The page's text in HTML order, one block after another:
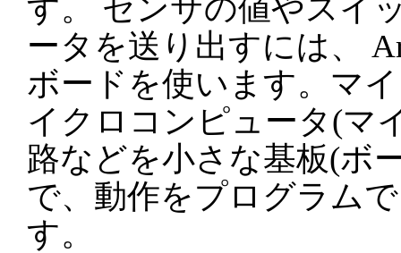
す。 センサの値やスイ
ータを送り出すには、
ボードを使います。マ
イクロコンピュータ(マ
路などを小さな基板(ボ
で、動作をプログラム
す。